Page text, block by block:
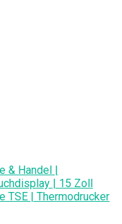
Handel |
| 15 Zoll
TSE | Thermodrucker